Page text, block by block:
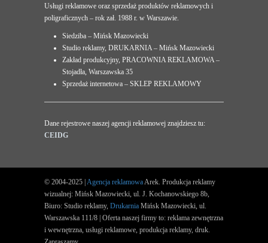
Usługi reklamowe oraz sprzedaż produktów reklamowych i
poligraficznych – rok zał. 1988 r. w Warszawie.
Siedziba – Mińsk Mazowiecki
Studio reklamy, DRUKARNIA – Mińsk Mazowiecki
Zakład produkcyjny, PRACOWNIA REKLAMOWA –
Stojadła, Warszawska 35
Sprzedaż internetowa – SKLEP REKLAMOWY
Dane rejestrowe naszej agencji reklamowej znajdziesz tu:
CEIDG
© 2004-2025 | Agencja reklamowa Arek. Produkcja reklamy
wizualnej: Mińsk Mazowiecki, ul. J. Kochanowskiego 8b,
Biuro: Studio reklamy, Drukarnia Mińsk Mazowiecki, ul.
Warszawska 111/8 | Oferta naszej firmy to: reklama zewnętrzna
i wewnętrzna, usługi reklamowe, produkcja reklamy, druk.